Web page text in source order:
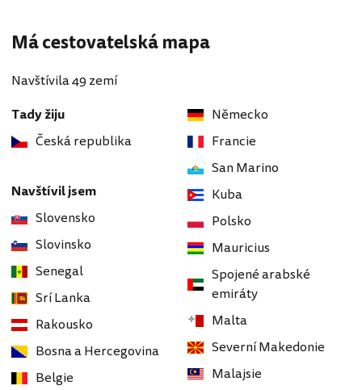
Má cestovatelská mapa
Navštívila 49 zemí
Tady žiju
Česká republika
Navštívil jsem
Slovensko
Slovinsko
Senegal
Srí Lanka
Rakousko
Bosna a Hercegovina
Belgie
Německo
Francie
San Marino
Kuba
Polsko
Mauricius
Spojené arabské
emiráty
Malta
Severní Makedonie
Malajsie